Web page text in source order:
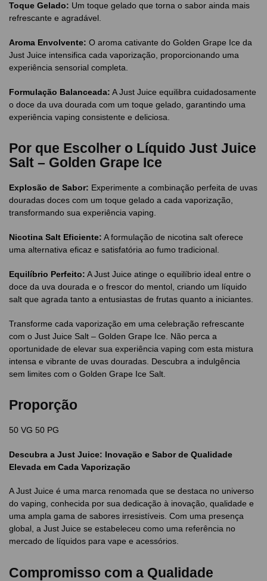
Toque Gelado: Um toque gelado que torna o sabor ainda mais
refrescante e agradável.
Aroma Envolvente: O aroma cativante do Golden Grape Ice da
Just Juice intensifica cada vaporização, proporcionando uma
experiência sensorial completa.
Formulação Balanceada: A Just Juice equilibra cuidadosamente
o doce da uva dourada com um toque gelado, garantindo uma
experiência vaping consistente e deliciosa.
Por que Escolher o Líquido Just Juice
Salt – Golden Grape Ice
Explosão de Sabor: Experimente a combinação perfeita de uvas
douradas doces com um toque gelado a cada vaporização,
transformando sua experiência vaping.
Nicotina Salt Eficiente: A formulação de nicotina salt oferece
uma alternativa eficaz e satisfatória ao fumo tradicional.
Equilíbrio Perfeito: A Just Juice atinge o equilíbrio ideal entre o
doce da uva dourada e o frescor do mentol, criando um líquido
salt que agrada tanto a entusiastas de frutas quanto a iniciantes.
Transforme cada vaporização em uma celebração refrescante
com o Just Juice Salt – Golden Grape Ice. Não perca a
oportunidade de elevar sua experiência vaping com esta mistura
intensa e vibrante de uvas douradas. Descubra a indulgência
sem limites com o Golden Grape Ice Salt.
Proporção
50 VG 50 PG
Descubra a Just Juice: Inovação e Sabor de Qualidade
Elevada em Cada Vaporização
A Just Juice é uma marca renomada que se destaca no universo
do vaping, conhecida por sua dedicação à inovação, qualidade e
uma ampla gama de sabores irresistíveis. Com uma presença
global, a Just Juice se estabeleceu como uma referência no
mercado de líquidos para vape e acessórios.
Compromisso com a Qualidade